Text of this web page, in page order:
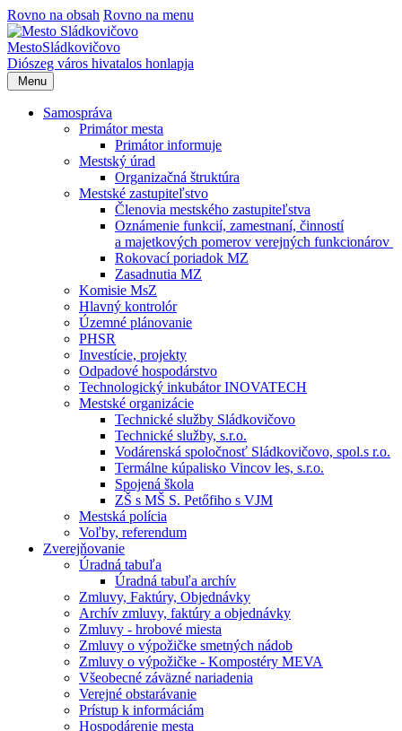
Rovno na obsah Rovno na menu
MestoSládkovičovo
Diószeg város hivatalos honlapja
Menu
Samospráva
Primátor mesta
Primátor informuje
Mestský úrad
Organizačná štruktúra
Mestské zastupiteľstvo
Členovia mestského zastupiteľstva
Oznámenie funkcií, zamestnaní, činností
a majetkových pomerov verejných funkcionárov
Rokovací poriadok MZ
Zasadnutia MZ
Komisie MsZ
Hlavný kontrolór
Územné plánovanie
PHSR
Investície, projekty
Odpadové hospodárstvo
Technologický inkubátor INOVATECH
Mestské organizácie
Technické služby Sládkovičovo
Technické služby, s.r.o.
Vodárenská spoločnosť Sládkovičovo, spol.s r.o.
Termálne kúpalisko Vincov les, s.r.o.
Spojená škola
ZŠ s MŠ S. Petőfiho s VJM
Mestská polícia
Voľby, referendum
Zverejňovanie
Úradná tabuľa
Úradná tabuľa archív
Zmluvy, Faktúry, Objednávky
Archív zmluvy, faktúry a objednávky
Zmluvy - hrobové miesta
Zmluvy o výpožičke smetných nádob
Zmluvy o výpožičke - Kompostéry MEVA
Všeobecné záväzné nariadenia
Verejné obstarávanie
Prístup k informáciám
Hospodárenie mesta